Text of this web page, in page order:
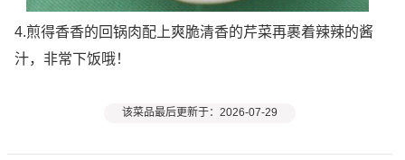
4.煎得香香的回锅肉配上爽脆清香的芹菜再裹着辣辣的酱
汁，非常下饭哦！
该菜品最后更新于：2026-07-29